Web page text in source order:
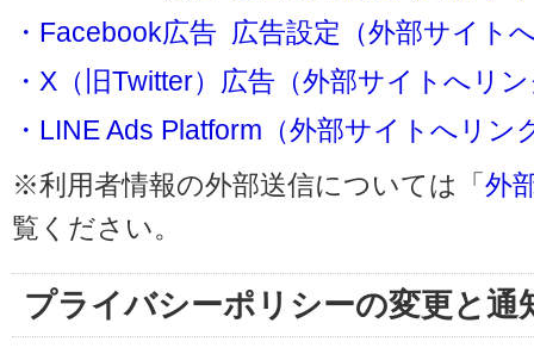
・Facebook広告 広告設定（外部サイト
・X（旧Twitter）広告（外部サイトへリ
・LINE Ads Platform（外部サイトへリン
※利用者情報の外部送信については「外
覧ください。
プライバシーポリシーの変更と通